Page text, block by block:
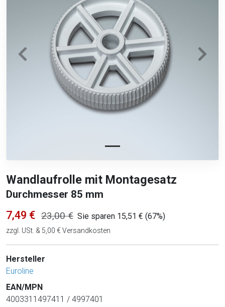
Wandlaufrolle mit Montagesatz
Durchmesser 85 mm
7,49 € 23,00 € Sie sparen 15,51 € (67%)
zzgl. USt. & 5,00 € Versandkosten
Hersteller
Euroline
EAN/MPN
4003311497411 / 4997401